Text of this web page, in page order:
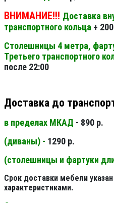
ВНИМАНИЕ!!! Доставка
транспортного кольца +
Столешницы 4 метра,
Третьего транспортного
после 22:00
Доставка до
в пределах МКАД - 890 р.
(диваны) - 1290 р.
(столешницы и фартуки
Срок доставки мебели
характеристиками.